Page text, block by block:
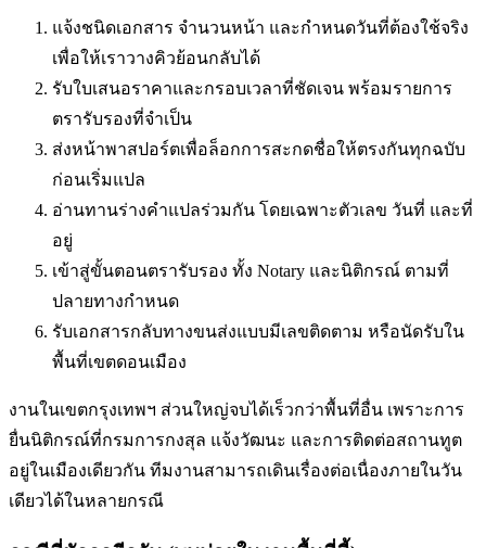
แจ้งชนิดเอกสาร จำนวนหน้า และกำหนดวันที่ต้องใช้จริง
เพื่อให้เราวางคิวย้อนกลับได้
รับใบเสนอราคาและกรอบเวลาที่ชัดเจน พร้อมรายการ
ตรารับรองที่จำเป็น
ส่งหน้าพาสปอร์ตเพื่อล็อกการสะกดชื่อให้ตรงกันทุกฉบับ
ก่อนเริ่มแปล
อ่านทานร่างคำแปลร่วมกัน โดยเฉพาะตัวเลข วันที่ และที่
อยู่
เข้าสู่ขั้นตอนตรารับรอง ทั้ง Notary และนิติกรณ์ ตามที่
ปลายทางกำหนด
รับเอกสารกลับทางขนส่งแบบมีเลขติดตาม หรือนัดรับใน
พื้นที่เขตดอนเมือง
งานในเขตกรุงเทพฯ ส่วนใหญ่จบได้เร็วกว่าพื้นที่อื่น เพราะการ
ยื่นนิติกรณ์ที่กรมการกงสุล แจ้งวัฒนะ และการติดต่อสถานทูต
อยู่ในเมืองเดียวกัน ทีมงานสามารถเดินเรื่องต่อเนื่องภายในวัน
เดียวได้ในหลายกรณี